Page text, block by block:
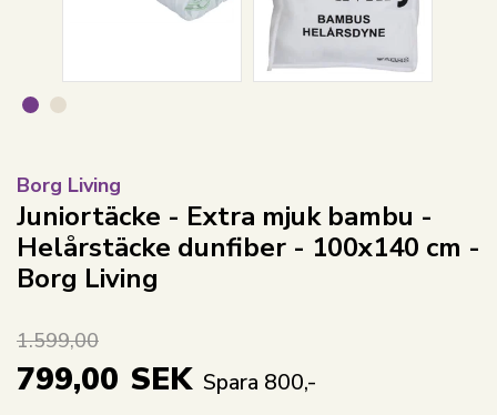
Borg Living
Juniortäcke - Extra mjuk bambu -
Helårstäcke dunfiber - 100x140 cm -
Borg Living
1.599,00
799,00 SEK Spara 800,-